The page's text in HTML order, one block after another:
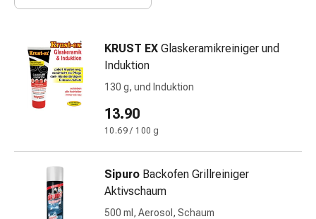
Elastische
Wundbinden
Kompressen
Fixationspflaster
Gazen
Kompressionsbinden
Pflaster
Pflasterbinden,
KRUST EX Glaskeramikreiniger und
Induktion
130 g, und Induktion
13.90
10.69 / 100 g
Sipuro Backofen Grillreiniger
Aktivschaum
500 ml, Aerosol, Schaum